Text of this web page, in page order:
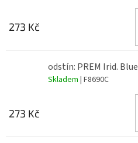
273 Kč
odstín: PREM Irid. Blue
Skladem | F8690C
273 Kč